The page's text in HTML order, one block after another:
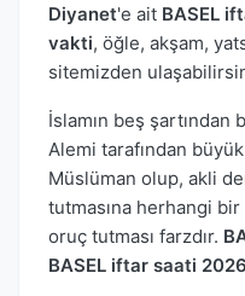
Diyanet'e ait BASEL
vakti, öğle, akşam,
sitemizden
İslamın beş şartından
Alemi tarafından
Müslüman olup, akli
tutmasına herhangi
oruç tutması farzdır.
BASEL iftar saati 2026